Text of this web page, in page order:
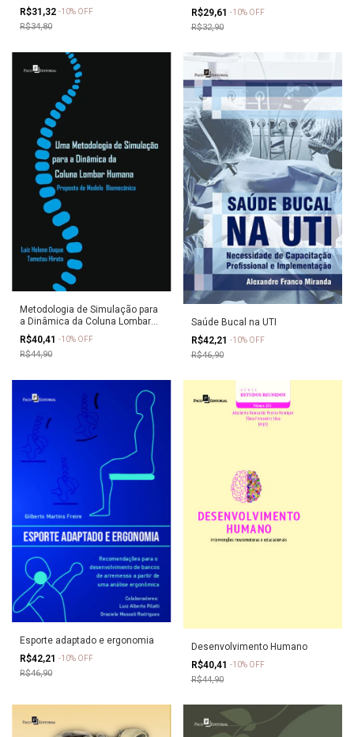
R$31,32 -10% OFF
R$34,80
R$29,61 -10% OFF
R$32,90
Metodologia de Simulação para
a Dinâmica da Coluna Lombar
Humana
R$40,41 -10% OFF
R$44,90
Saúde Bucal na UTI
R$42,21 -10% OFF
R$46,90
Esporte adaptado e ergonomia
R$42,21 -10% OFF
R$46,90
Desenvolvimento Humano
R$40,41 -10% OFF
R$44,90